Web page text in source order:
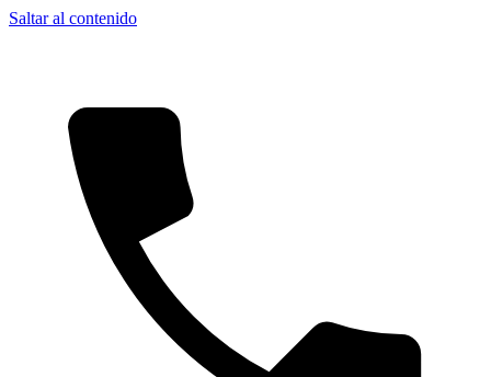
Saltar al contenido